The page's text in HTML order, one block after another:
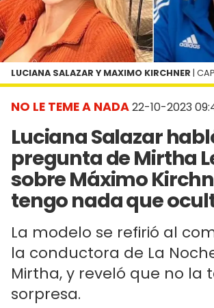
NO LE TEME A NADA22-10-2023
Luciana Salazar
pregunta de Mirtha
sobre Máximo
tengo nada que
La modelo se refirió al
la conductora de La
Mirtha, y reveló que no la
sorpresa.
LUCIANA SALAZAR Y MAXIMO KIRCHNER |